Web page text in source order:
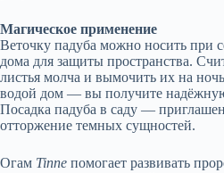
Магическое применение
Веточку падуба можно носить при
дома для защиты пространства.
листья молча и вымочить их на
водой дом — вы получите
Посадка падуба в саду —
отторжение темных сущностей.
Огам Tinne помогает развивать